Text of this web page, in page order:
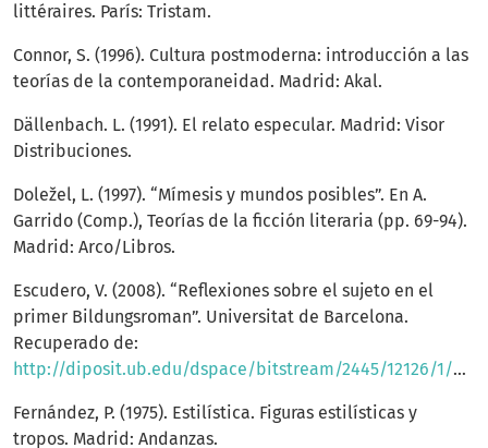
littéraires. París: Tristam.
Connor, S. (1996). Cultura postmoderna: introducción a las
teorías de la contemporaneidad. Madrid: Akal.
Dällenbach. L. (1991). El relato especular. Madrid: Visor
Distribuciones.
Doležel, L. (1997). “Mímesis y mundos posibles”. En A.
Garrido (Comp.), Teorías de la ficción literaria (pp. 69-94).
Madrid: Arco/Libros.
Escudero, V. (2008). “Reflexiones sobre el sujeto en el
primer Bildungsroman”. Universitat de Barcelona.
Recuperado de:
http://diposit.ub.edu/dspace/bitstream/2445/12126/1/Reflexiones%20sobre%20el%20sujeto%20en%20el%20primer%20Bildungsroman%20%28V%C3%ADctor%20Escudero%29.pdf
Fernández, P. (1975). Estilística. Figuras estilísticas y
tropos. Madrid: Andanzas.